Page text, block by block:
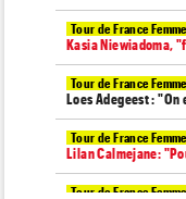
Tour de France
Kasia Niewiadoma,
Tour de France
Loes Adegeest :
Tour de France
Lilan Calmejane:
Tour de France